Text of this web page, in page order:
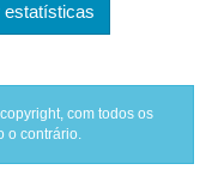
estatísticas
com todos os
o contrário.